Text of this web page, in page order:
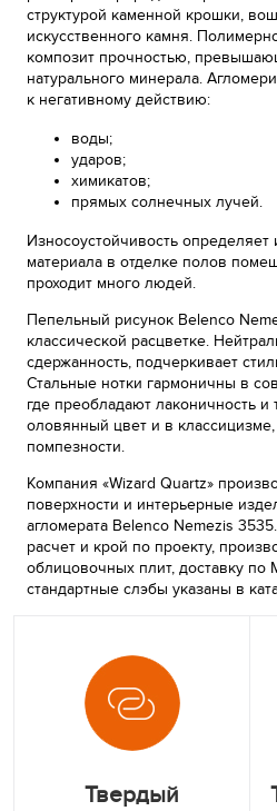
структурой каменной крошки,
искусственного камня.
композит прочностью,
натурального минерала.
к негативному действию:
воды;
ударов;
химикатов;
прямых солнечных лучей.
Износоустойчивость определяет
материала в отделке полов
проходит много людей.
Пепельный рисунок Belenco
классической расцветке.
сдержанность, подчеркивает
Стальные нотки гармоничны в
где преобладают лаконичность и
оловянный цвет и в
помпезности.
Компания «Wizard Quartz»
поверхности и интерьерные
агломерата Belenco Nemezis
расчет и крой по проекту,
облицовочных плит, доставку
стандартные слэбы указаны в
Твердый